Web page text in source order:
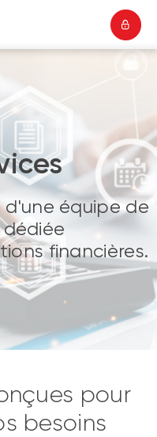
équipe de
financières.
pour
besoins